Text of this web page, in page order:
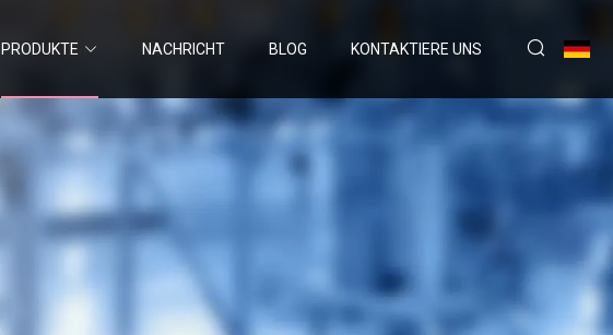
PRODUKTE NACHRICHT BLOG KONTAKTIERE UNS